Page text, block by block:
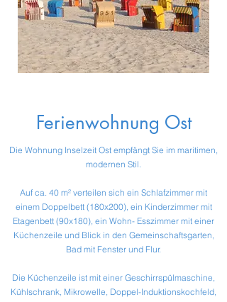
Die Wohnung Inselzeit Ost empfängt Sie im maritimen,
modernen Stil.
Auf ca. 40 m² verteilen sich ein Schlafzimmer mit
einem Doppelbett (180x200), ein Kinderzimmer mit
Etagenbett (90x180), ein Wohn- Esszimmer mit einer
Küchenzeile und Blick in den Gemeinschaftsgarten,
Bad mit Fenster und Flur.
Die Küchenzeile ist mit einer Geschirrspülmaschine,
Kühlschrank, Mikrowelle, Doppel-Induktionskochfeld,
Ferienwohnung Ost